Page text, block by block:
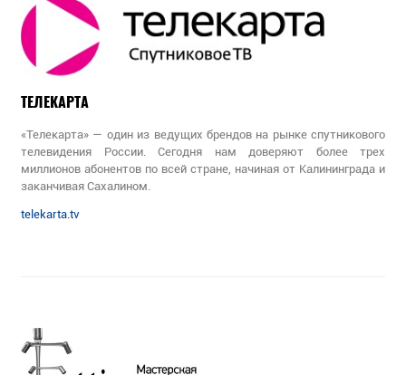
ТЕЛЕКАРТА
«Телекарта» — один из ведущих брендов на рынке спутникового
телевидения России. Сегодня нам доверяют более трех
миллионов абонентов по всей стране, начиная от Калининграда и
заканчивая Сахалином.
telekarta.tv